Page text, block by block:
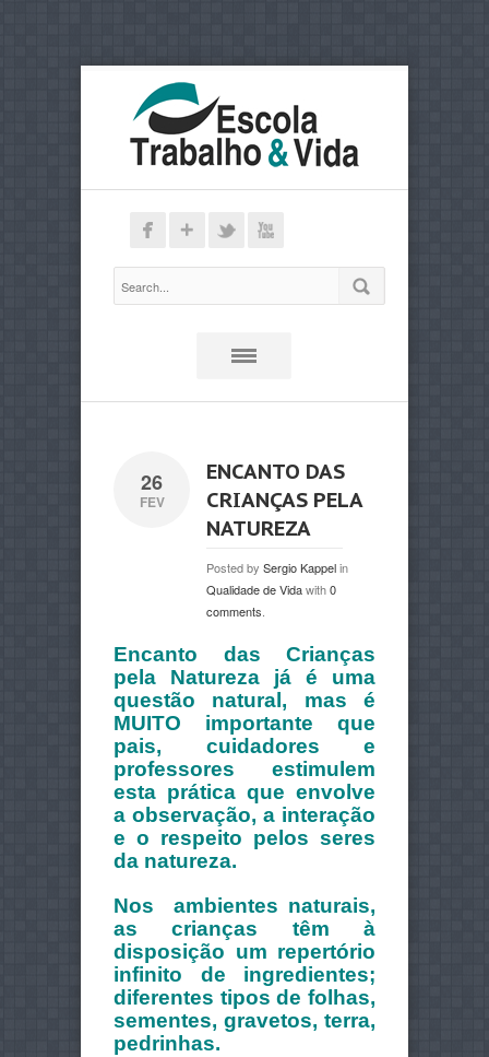
26
FEV
ENCANTO DAS
CRIANÇAS PELA
NATUREZA
Posted by Sergio Kappelin
Qualidade de Vidawith0
comments
Encanto das Crianças
pela Natureza já é uma
questão natural, mas é
MUITO importante que
pais, cuidadores e
professores estimulem
esta prática que envolve
a observação, a interação
e o respeito pelos seres
da natureza.
Nos ambientes naturais,
as crianças têm à
disposição um repertório
infinito de ingredientes;
diferentes tipos de folhas,
sementes, gravetos, terra,
pedrinhas.